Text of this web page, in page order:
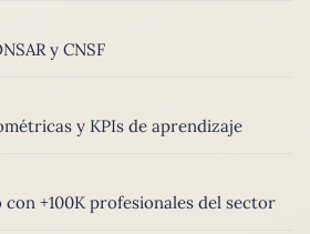
y CNSF
y KPIs de aprendizaje
+100K profesionales del sector